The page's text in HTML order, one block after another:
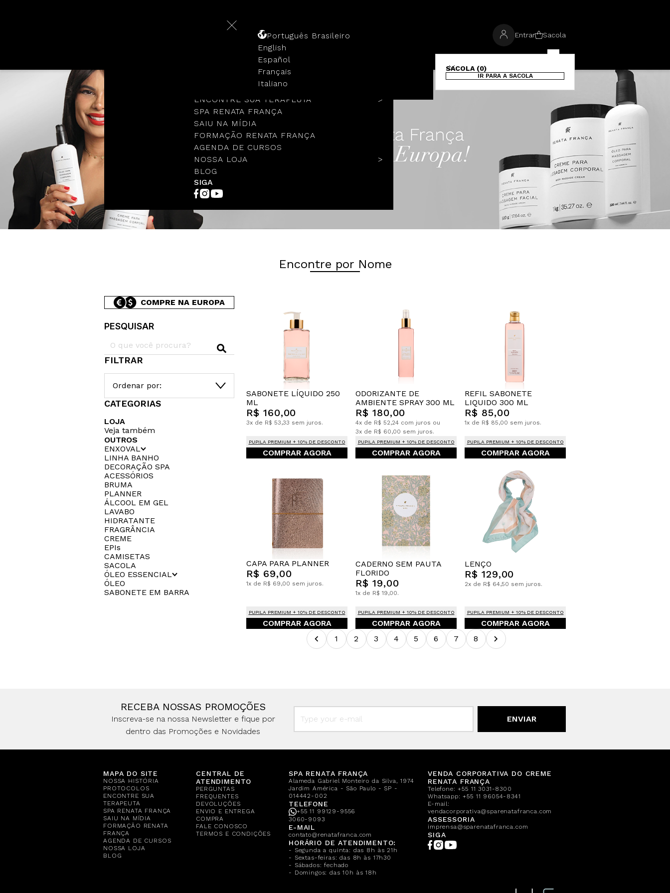
NOSSA HISTÓRIA
ENCONTRE SUA TERAPEUTA
SPA RENATA FRANÇA
SAIU NA MÍDIA
FORMAÇÃO RENATA FRANÇA
AGENDA DE CURSOS
NOSSA LOJA
BLOG
SIGA
Português Brasileiro
English
Español
Français
Italiano
Entrar Sacola
SACOLA (0)
IR PARA A SACOLA
Encontre por Nome
COMPRE NA EUROPA
PESQUISAR
FILTRAR
Ordenar por:
CATEGORIAS
LOJA
Veja também
OUTROS
ENXOVAL
LINHA BANHO
DECORAÇÃO SPA
ACESSÓRIOS
BRUMA
PLANNER
ÁLCOOL EM GEL
LAVABO
HIDRATANTE
FRAGRÂNCIA
CREME
EPIs
CAMISETAS
SACOLA
ÓLEO ESSENCIAL
ÓLEO
SABONETE EM BARRA
SABONETE LÍQUIDO 250
ML
R$ 160,00
3x de R$ 53,33 sem juros.
PUPILA PREMIUM + 10% DE DESCONTO
COMPRAR AGORA
ODORIZANTE DE
AMBIENTE SPRAY 300 ML
R$ 180,00
4x de R$ 52,24 com juros ou
3x de R$ 60,00 sem juros.
PUPILA PREMIUM + 10% DE DESCONTO
COMPRAR AGORA
REFIL SABONETE
LIQUIDO 300 ML
R$ 85,00
1x de R$ 85,00 sem juros.
PUPILA PREMIUM + 10% DE DESCONTO
COMPRAR AGORA
CAPA PARA PLANNER
R$ 69,00
1x de R$ 69,00 sem juros.
PUPILA PREMIUM + 10% DE DESCONTO
COMPRAR AGORA
CADERNO SEM PAUTA
FLORIDO
R$ 19,00
1x de R$ 19,00.
PUPILA PREMIUM + 10% DE DESCONTO
COMPRAR AGORA
LENÇO
R$ 129,00
2x de R$ 64,50 sem juros.
PUPILA PREMIUM + 10% DE DESCONTO
COMPRAR AGORA
1
2 3 4 5 6 7 8
RECEBA NOSSAS PROMOÇÕES
Inscreva-se na nossa Newsletter e fique por
dentro das Promoções e Novidades
ENVIAR
MAPA DO SITE
NOSSA HISTÓRIA
PROTOCOLOS
ENCONTRE SUA
TERAPEUTA
SPA RENATA FRANÇA
SAIU NA MÍDIA
FORMAÇÃO RENATA
FRANÇA
AGENDA DE CURSOS
NOSSA LOJA
BLOG
CENTRAL DE
ATENDIMENTO
PERGUNTAS
FREQUENTES
DEVOLUÇÕES
ENVIO E ENTREGA
COMPRA
FALE CONOSCO
TERMOS E CONDIÇÕES
SPA RENATA FRANÇA
Alameda Gabriel Monteiro da Silva, 1974
Jardim América - São Paulo - SP -
014442-002
TELEFONE
+55 11 99129-9556
3060-9093
E-MAIL
contato@renatafranca.com
HORÁRIO DE ATENDIMENTO:
- Segunda a quinta: das 8h às 21h
- Sextas-feiras: das 8h às 17h30
- Sábados: fechado
- Domingos: das 10h às 18h
VENDA CORPORATIVA DO CREME
RENATA FRANÇA
Telefone:+55 11 3031-8300
Whatsapp:+55 11 96054-8341
E-mail:
vendacorporativa@sparenatafranca.com
ASSESSORIA
imprensa@sparenatafranca.com
SIGA